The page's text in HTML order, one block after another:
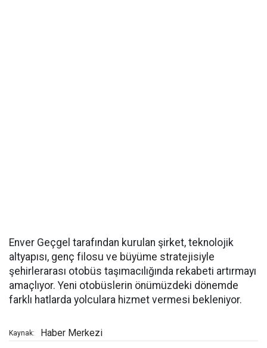
Enver Geçgel tarafından kurulan şirket, teknolojik
altyapısı, genç filosu ve büyüme stratejisiyle
şehirlerarası otobüs taşımacılığında rekabeti artırmayı
amaçlıyor. Yeni otobüslerin önümüzdeki dönemde
farklı hatlarda yolculara hizmet vermesi bekleniyor.
Kaynak: Haber Merkezi